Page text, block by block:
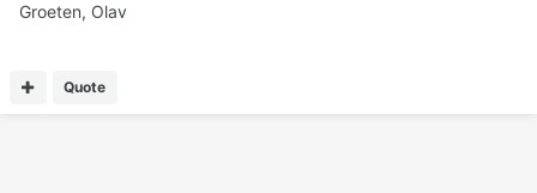
Groeten, Olav
Quote